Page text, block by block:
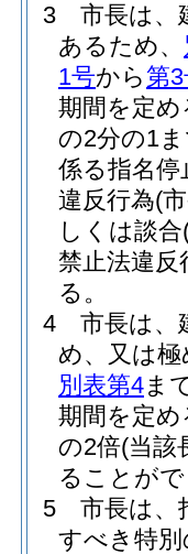
3
市長は、
あるため、
1号から第
期間を定
の2分の1
係る指名
違反行為(
しくは談合
禁止法違
る。
4
市長は、
め、又は
別表第4ま
期間を定
の2倍(当該
ることが
5
市長は、
すべき特